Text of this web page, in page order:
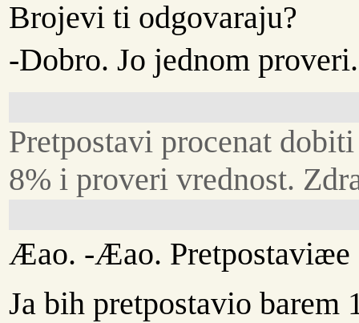
Brojevi ti odgovaraju?
-Dobro. Jo jednom proveri.
Pretpostavi procenat
8% i proveri vrednost.
Æao. -Æao. Pretpostaviæe
Ja bih pretpostavio barem